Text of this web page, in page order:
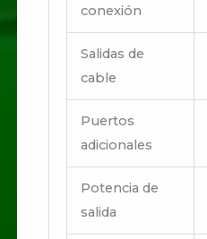
conexión
Salidas de
cable
Puertos
adicionales
Potencia de
salida